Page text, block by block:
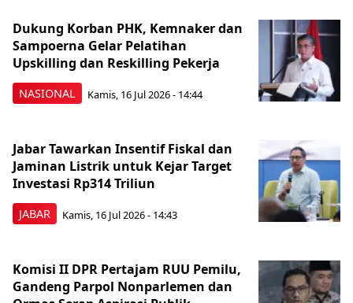
NASIONAL
Dukung Korban PHK, Kemnaker dan
Sampoerna Gelar Pelatihan
Upskilling dan Reskilling Pekerja
Kamis, 16 Jul 2026 - 14:44
JABAR
Jabar Tawarkan Insentif Fiskal dan
Jaminan Listrik untuk Kejar Target
Investasi Rp314 Triliun
Kamis, 16 Jul 2026 - 14:43
Komisi II DPR Pertajam RUU Pemilu,
Gandeng Parpol Nonparlemen dan